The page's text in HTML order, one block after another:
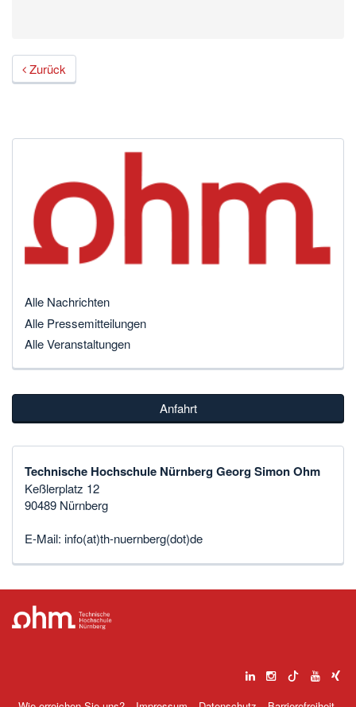
Zurück
Alle Nachrichten
Alle Pressemitteilungen
Alle Veranstaltungen
Anfahrt
Technische Hochschule Nürnberg Georg Simon Ohm
Keßlerplatz 12
90489 Nürnberg
E-Mail: info(at)th-nuernberg(dot)de